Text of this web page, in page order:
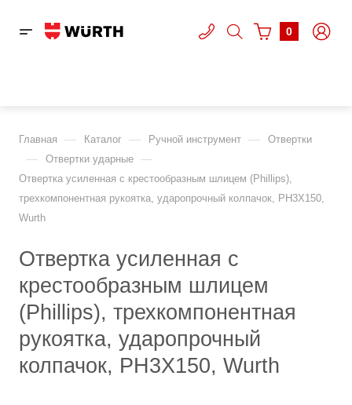
0
Главная — Каталог — Ручной инструмент — Отвертки
— Отвертки ударные —
Отвертка усиленная с крестообразным шлицем (Phillips),
трехкомпонентная рукоятка, ударопрочный колпачок, PH3Х150,
Wurth
Отвертка усиленная с
крестообразным шлицем
(Phillips), трехкомпонентная
рукоятка, ударопрочный
колпачок, PH3Х150, Wurth